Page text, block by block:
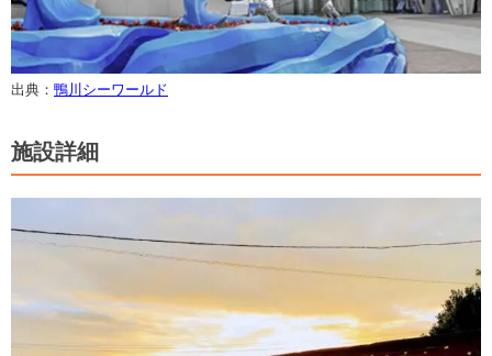
出典： 鴨川シーワールド
施設詳細